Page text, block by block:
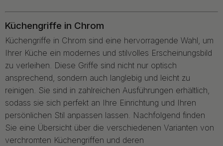
Küchengriffe in Chrom
Küchengriffe in Chrom sind eine hervorragende Wahl, um
Ihrer Küche ein modernes und stilvolles Erscheinungsbild
zu verleihen. Diese Griffe sind nicht nur optisch
ansprechend, sondern auch langlebig und leicht zu
reinigen. Sie sind in zahlreichen Ausführungen erhältlich,
sodass sie sich perfekt an Ihre Einrichtung und Ihren
persönlichen Stil anpassen lassen. Nachfolgend finden
Sie eine Übersicht über die verschiedenen Varianten von
verchromten Küchengriffen und deren